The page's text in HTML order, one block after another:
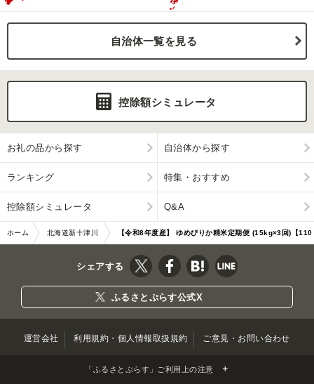
自治体一覧を見る
控除額シミュレータ
お礼の品から探す 自治体から探す
ランキング 特集・おすすめ
控除額シミュレータ Q&A
ホーム 北海道新十津川 【令和8年度産】 ゆめぴりか精米定期便 (15kg×3回)【110
シェアする
ふるさとぷらす公式X
運営会社 利用規約・個人情報取扱規約 ご意見・お問い合わせ
「ふるさとぷらす」ご利用上の注意